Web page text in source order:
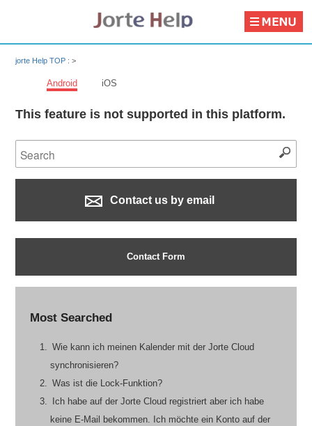
jorte Help TOP :>
Android iOS
This feature is not supported in this platform.
Contact us by email
Contact Form
Most Searched
Wie kann ich meinen Kalender mit der Jorte Cloud
synchronisieren?
Was ist die Lock-Funktion?
Ich habe auf der Jorte Cloud registriert aber ich habe
keine E-Mail bekommen. Ich möchte ein Konto auf der